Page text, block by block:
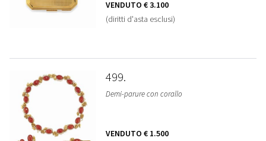
VENDUTO € 3.100
(diritti d'asta esclusi)
499
Demi-parure con corallo
VENDUTO € 1.500